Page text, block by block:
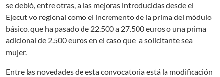
se debió, entre otras, a las mejoras introducidas desde el
Ejecutivo regional como el incremento de la prima del módulo
básico, que ha pasado de 22.500 a 27.500 euros o una prima
adicional de 2.500 euros en el caso que la solicitante sea
mujer.
Entre las novedades de esta convocatoria está la modificación